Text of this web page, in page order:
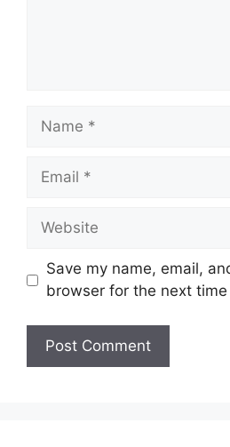
Name
Email
Website
Save my name, email,
browser for the next